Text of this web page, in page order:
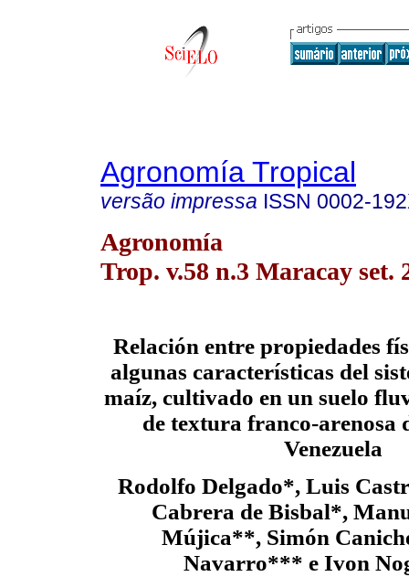
Agronomía Tropical
versão impressa ISSN 0002-
Agronomía
Trop. v.58 n.3 Maracay set.
Relación entre propiedades
algunas características del
maíz, cultivado en un suelo
de textura franco-arenosa
Venezuela
Rodolfo Delgado*, Luis
Cabrera de Bisbal*,
Mújica**, Simón
Navarro*** e Ivon